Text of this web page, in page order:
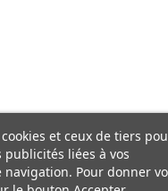
et ceux de tiers
liées à vos
Pour donner